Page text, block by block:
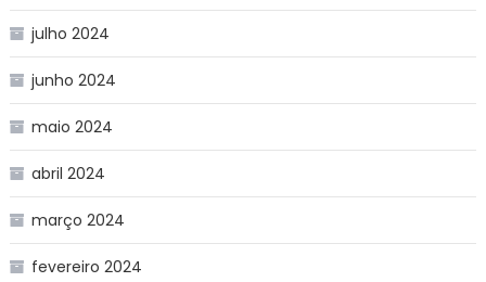
julho 2024
junho 2024
maio 2024
abril 2024
março 2024
fevereiro 2024